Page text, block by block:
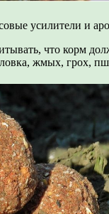
усилители и
что корм
жмых, грох,